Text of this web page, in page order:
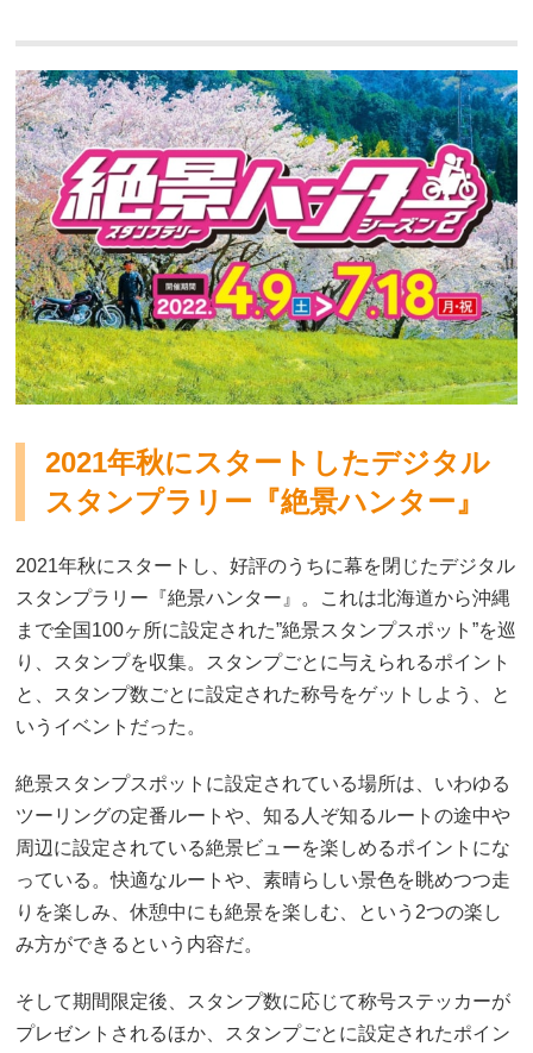
2021年秋にスタートしたデジタル
スタンプラリー『絶景ハンター』
2021年秋にスタートし、好評のうちに幕を閉じたデジタル
スタンプラリー『絶景ハンター』。これは北海道から沖縄
まで全国100ヶ所に設定された”絶景スタンプスポット”を巡
り、スタンプを収集。スタンプごとに与えられるポイント
と、スタンプ数ごとに設定された称号をゲットしよう、と
いうイベントだった。
絶景スタンプスポットに設定されている場所は、いわゆる
ツーリングの定番ルートや、知る人ぞ知るルートの途中や
周辺に設定されている絶景ビューを楽しめるポイントにな
っている。快適なルートや、素晴らしい景色を眺めつつ走
りを楽しみ、休憩中にも絶景を楽しむ、という2つの楽し
み方ができるという内容だ。
そして期間限定後、スタンプ数に応じて称号ステッカーが
プレゼントされるほか、スタンプごとに設定されたポイン